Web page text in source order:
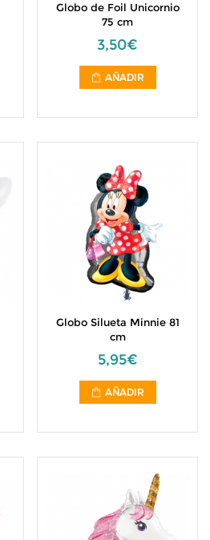
Globo de Foil Unicornio
75 cm
3,50€
AÑADIR
Globo Silueta Minnie 81
cm
5,95€
AÑADIR